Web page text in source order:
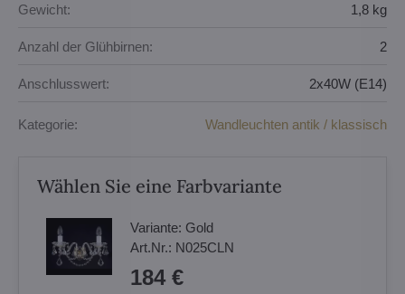
Gewicht: 1,8 kg
Anzahl der Glühbirnen: 2
Anschlusswert: 2x40W (E14)
Kategorie: Wandleuchten antik / klassisch
Wählen Sie eine Farbvariante
Variante: Gold
Art.Nr.: N025CLN
184 €